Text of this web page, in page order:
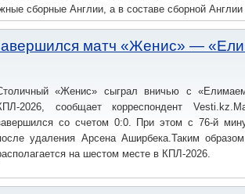
сборные Англии, а в составе сборной
матч «Женис» —
«Женис» сыграл вничью с
2026, сообщает корреспондент
со счетом 0:0. При этом с 76-й
удаления Арсена Аширбека.Таким
на шестом месте в КПЛ-2026.